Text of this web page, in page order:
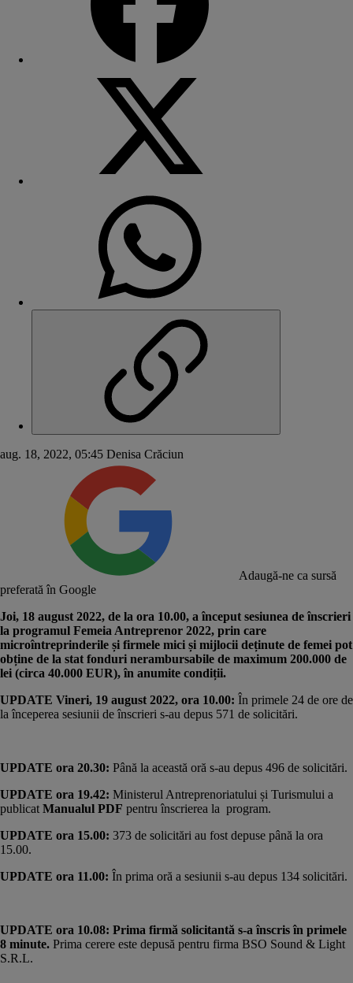
aug. 18, 2022, 05:45 Denisa Crăciun
Adaugă-ne ca sursă
preferată în Google
Joi, 18 august 2022, de la ora 10.00, a început sesiunea de înscrieri
la programul Femeia Antreprenor 2022, prin care
microîntreprinderile și firmele mici și mijlocii deținute de femei pot
obține de la stat fonduri nerambursabile de maximum 200.000 de
lei (circa 40.000 EUR), în anumite condiții.
UPDATE Vineri, 19 august 2022, ora 10.00: În primele 24 de ore de
la începerea sesiunii de înscrieri s-au depus 571 de solicitări.
UPDATE ora 20.30: Până la această oră s-au depus 496 de solicitări.
UPDATE ora 19.42: Ministerul Antreprenoriatului și Turismului a
publicat Manualul PDF pentru înscrierea la program.
UPDATE ora 15.00: 373 de solicitări au fost depuse până la ora
15.00.
UPDATE ora 11.00: În prima oră a sesiunii s-au depus 134 solicitări.
UPDATE ora 10.08: Prima firmă solicitantă s-a înscris în primele
8 minute. Prima cerere este depusă pentru firma BSO Sound & Light
S.R.L.